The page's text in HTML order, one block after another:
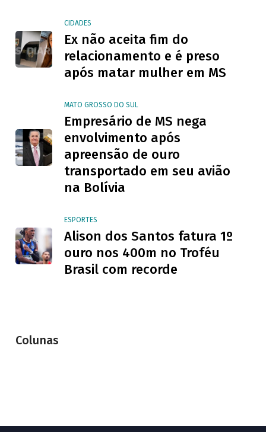
CIDADES
Ex não aceita fim do
relacionamento e é preso
após matar mulher em MS
MATO GROSSO DO SUL
Empresário de MS nega
envolvimento após
apreensão de ouro
transportado em seu avião
na Bolívia
ESPORTES
Alison dos Santos fatura 1º
ouro nos 400m no Troféu
Brasil com recorde
Colunas